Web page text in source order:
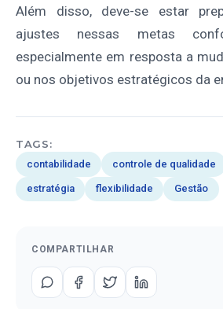
Além disso, deve-se estar
ajustes nessas metas
especialmente em resposta a
ou nos objetivos estratégicos da
TAGS:
contabilidade controle de qualidade
estratégia flexibilidade Gestão
COMPARTILHAR